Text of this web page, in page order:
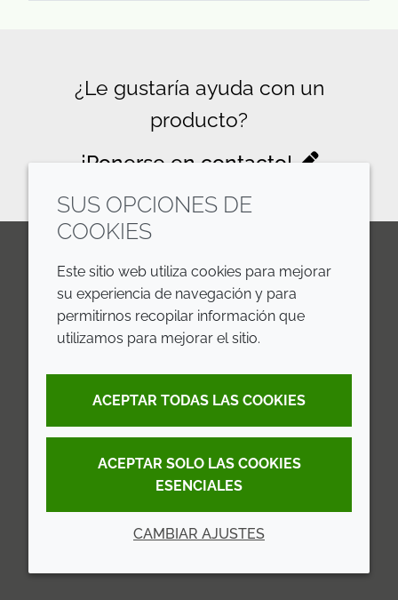
¿Le gustaría ayuda con un
producto?
¡Ponerse en contacto!
LinkedInYoutubeLine
EMPRESA
Annual Report
Sustainability Report
Croda.com
Terms and Conditions
Privacy Policy
Accessibility
Cookie Policy
SUS OPCIONES DE
COOKIES
Este sitio web utiliza cookies para mejorar
su experiencia de navegación y para
permitirnos recopilar información que
utilizamos para mejorar el sitio.
ACEPTAR TODAS LAS COOKIES
ACEPTAR SOLO LAS COOKIES
ESENCIALES
CAMBIAR AJUSTES